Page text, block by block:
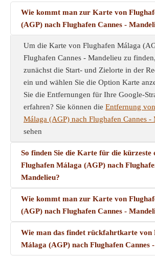
Wie kommt man zur Karte von
(AGP) nach Flughafen Cannes -
Um die Karte von Flughafen Málaga
Flughafen Cannes - Mandelieu zu
zunächst die Start- und Zielorte in der
ein und wählen Sie die Option Karte
Sie die Entfernungen für Ihre Google-
erfahren? Sie können die Entfernung
Málaga (AGP) nach Flughafen Cannes -
sehen
So finden Sie die Karte für die kürzeste
Flughafen Málaga (AGP) nach
Mandelieu?
Wie kommt man zur Karte von
(AGP) nach Flughafen Cannes -
Wie man das findet rückfahrtkarte von
Málaga (AGP) nach Flughafen Cannes